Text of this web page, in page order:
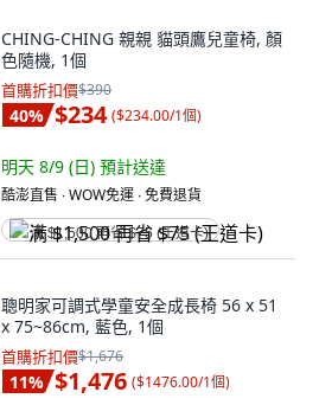
CHING-CHING 親親 貓頭鷹兒童椅, 顏
色隨機, 1個
首購折扣價$390
40% $234 ($234.00/1個)
明天 8/9 (日) 預計送達
酷澎直售 ∙ WOW免運 ∙ 免費退貨
满 $1,500 再省 $75 (王道卡)
聰明家可調式學童安全成長椅 56 x 51
x 75~86cm, 藍色, 1個
首購折扣價$1,676
11% $1,476 ($1476.00/1個)